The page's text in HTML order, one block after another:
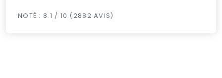
NOTÉ : 8.1 / 10 (2882 AVIS)